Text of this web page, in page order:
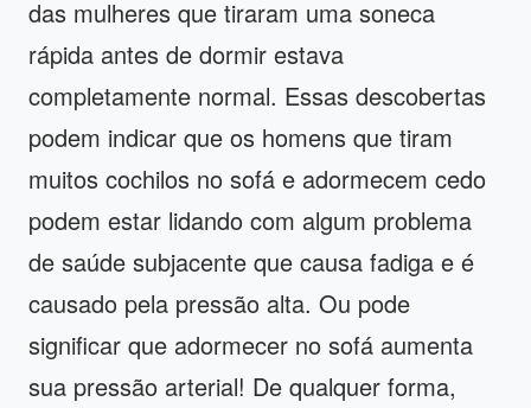
das mulheres que tiraram uma soneca
rápida antes de dormir estava
completamente normal. Essas descobertas
podem indicar que os homens que tiram
muitos cochilos no sofá e adormecem cedo
podem estar lidando com algum problema
de saúde subjacente que causa fadiga e é
causado pela pressão alta. Ou pode
significar que adormecer no sofá aumenta
sua pressão arterial! De qualquer forma,